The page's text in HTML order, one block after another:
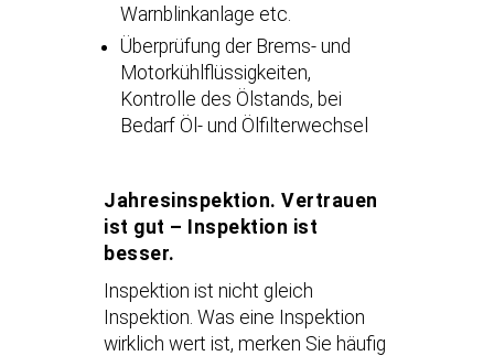
Warnblinkanlage etc.
Überprüfung der Brems- und
Motorkühlflüssigkeiten,
Kontrolle des Ölstands, bei
Bedarf Öl- und Ölfilterwechsel
Jahresinspektion. Vertrauen
ist gut – Inspektion ist
besser.
Inspektion ist nicht gleich
Inspektion. Was eine Inspektion
wirklich wert ist, merken Sie häufig